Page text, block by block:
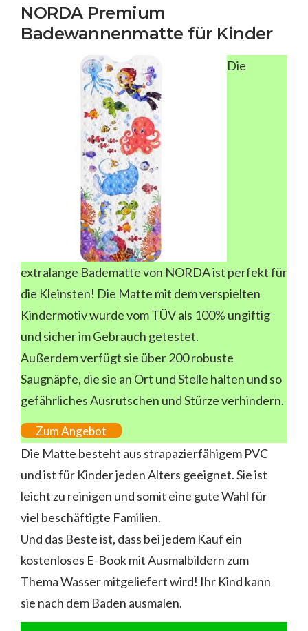
NORDA Premium
Badewannenmatte für Kinder
Die
extralange Badematte von NORDA ist perfekt für
die Kleinsten! Die Matte mit dem verspielten
Kindermotiv wurde vom TÜV als 100% ungiftig
und sicher im Gebrauch getestet.
Außerdem verfügt sie über 200 robuste
Saugnäpfe, die sie an Ort und Stelle halten und so
gefährliches Ausrutschen und Stürze verhindern.
Zum Angebot
Die Matte besteht aus strapazierfähigem PVC
und ist für Kinder jeden Alters geeignet. Sie ist
leicht zu reinigen und somit eine gute Wahl für
viel beschäftigte Familien.
Und das Beste ist, dass bei jedem Kauf ein
kostenloses E-Book mit Ausmalbildern zum
Thema Wasser mitgeliefert wird! Ihr Kind kann
sie nach dem Baden ausmalen.